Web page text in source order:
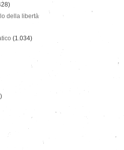
della libertà
(1.034)